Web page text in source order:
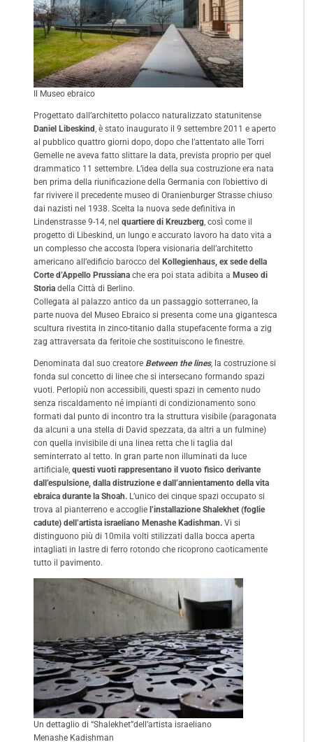
Il Museo ebraico
Progettato dall’architetto polacco naturalizzato statunitense
Daniel Libeskind, è stato inaugurato il 9 settembre 2011 e aperto
al pubblico quattro giorni dopo, dopo che l’attentato alle Torri
Gemelle ne aveva fatto slittare la data, prevista proprio per quel
drammatico 11 settembre. L’idea della sua costruzione era nata
ben prima della riunificazione della Germania con l’obiettivo di
far rivivere il precedente museo di Oranienburger Strasse chiuso
dai nazisti nel 1938. Scelta la nuova sede definitiva in
Lindenstrasse 9-14, nel quartiere di Kreuzberg, così come il
progetto di Libeskind, un lungo e accurato lavoro ha dato vita a
un complesso che accosta l’opera visionaria dell’architetto
americano all’edificio barocco del Kollegienhaus, ex sede della
Corte d’Appello Prussiana che era poi stata adibita a Museo di
Storia della Città di Berlino.
Collegata al palazzo antico da un passaggio sotterraneo, la
parte nuova del Museo Ebraico si presenta come una gigantesca
scultura rivestita in zinco-titanio dalla stupefacente forma a zig
zag attraversata da feritoie che sostituiscono le finestre.
Denominata dal suo creatore Between the lines, la costruzione si
fonda sul concetto di linee che si intersecano formando spazi
vuoti. Perlopiù non accessibili, questi spazi in cemento nudo
senza riscaldamento né impianti di condizionamento sono
formati dal punto di incontro tra la struttura visibile (paragonata
da alcuni a una stella di David spezzata, da altri a un fulmine)
con quella invisibile di una linea retta che li taglia dal
seminterrato al tetto. In gran parte non illuminati da luce
artificiale, questi vuoti rappresentano il vuoto fisico derivante
dall’espulsione, dalla distruzione e dall’annientamento della vita
ebraica durante la Shoah. L’unico dei cinque spazi occupato si
trova al pianterreno e accoglie l’installazione Shalekhet (foglie
cadute) dell’artista israeliano Menashe Kadishman. Vi si
distinguono più di 10mila volti stilizzati dalla bocca aperta
intagliati in lastre di ferro rotondo che ricoprono caoticamente
tutto il pavimento.
Un dettaglio di “Shalekhet”dell’artista israeliano
Menashe Kadishman